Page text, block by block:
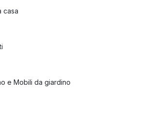
casa
e Mobili da giardino